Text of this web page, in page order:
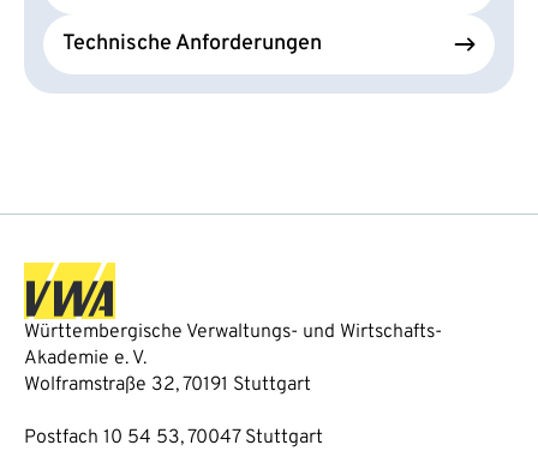
Technische Anforderungen
Württembergische Verwaltungs- und Wirtschafts-
Akademie e. V.
Wolframstraße 32, 70191 Stuttgart
Postfach 10 54 53, 70047 Stuttgart